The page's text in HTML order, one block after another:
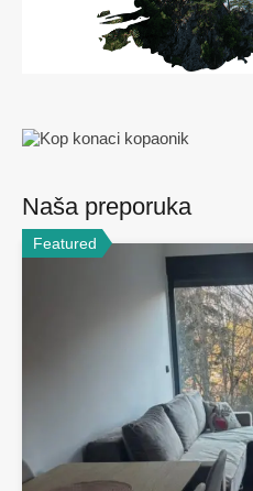
Naša preporuka
Featured